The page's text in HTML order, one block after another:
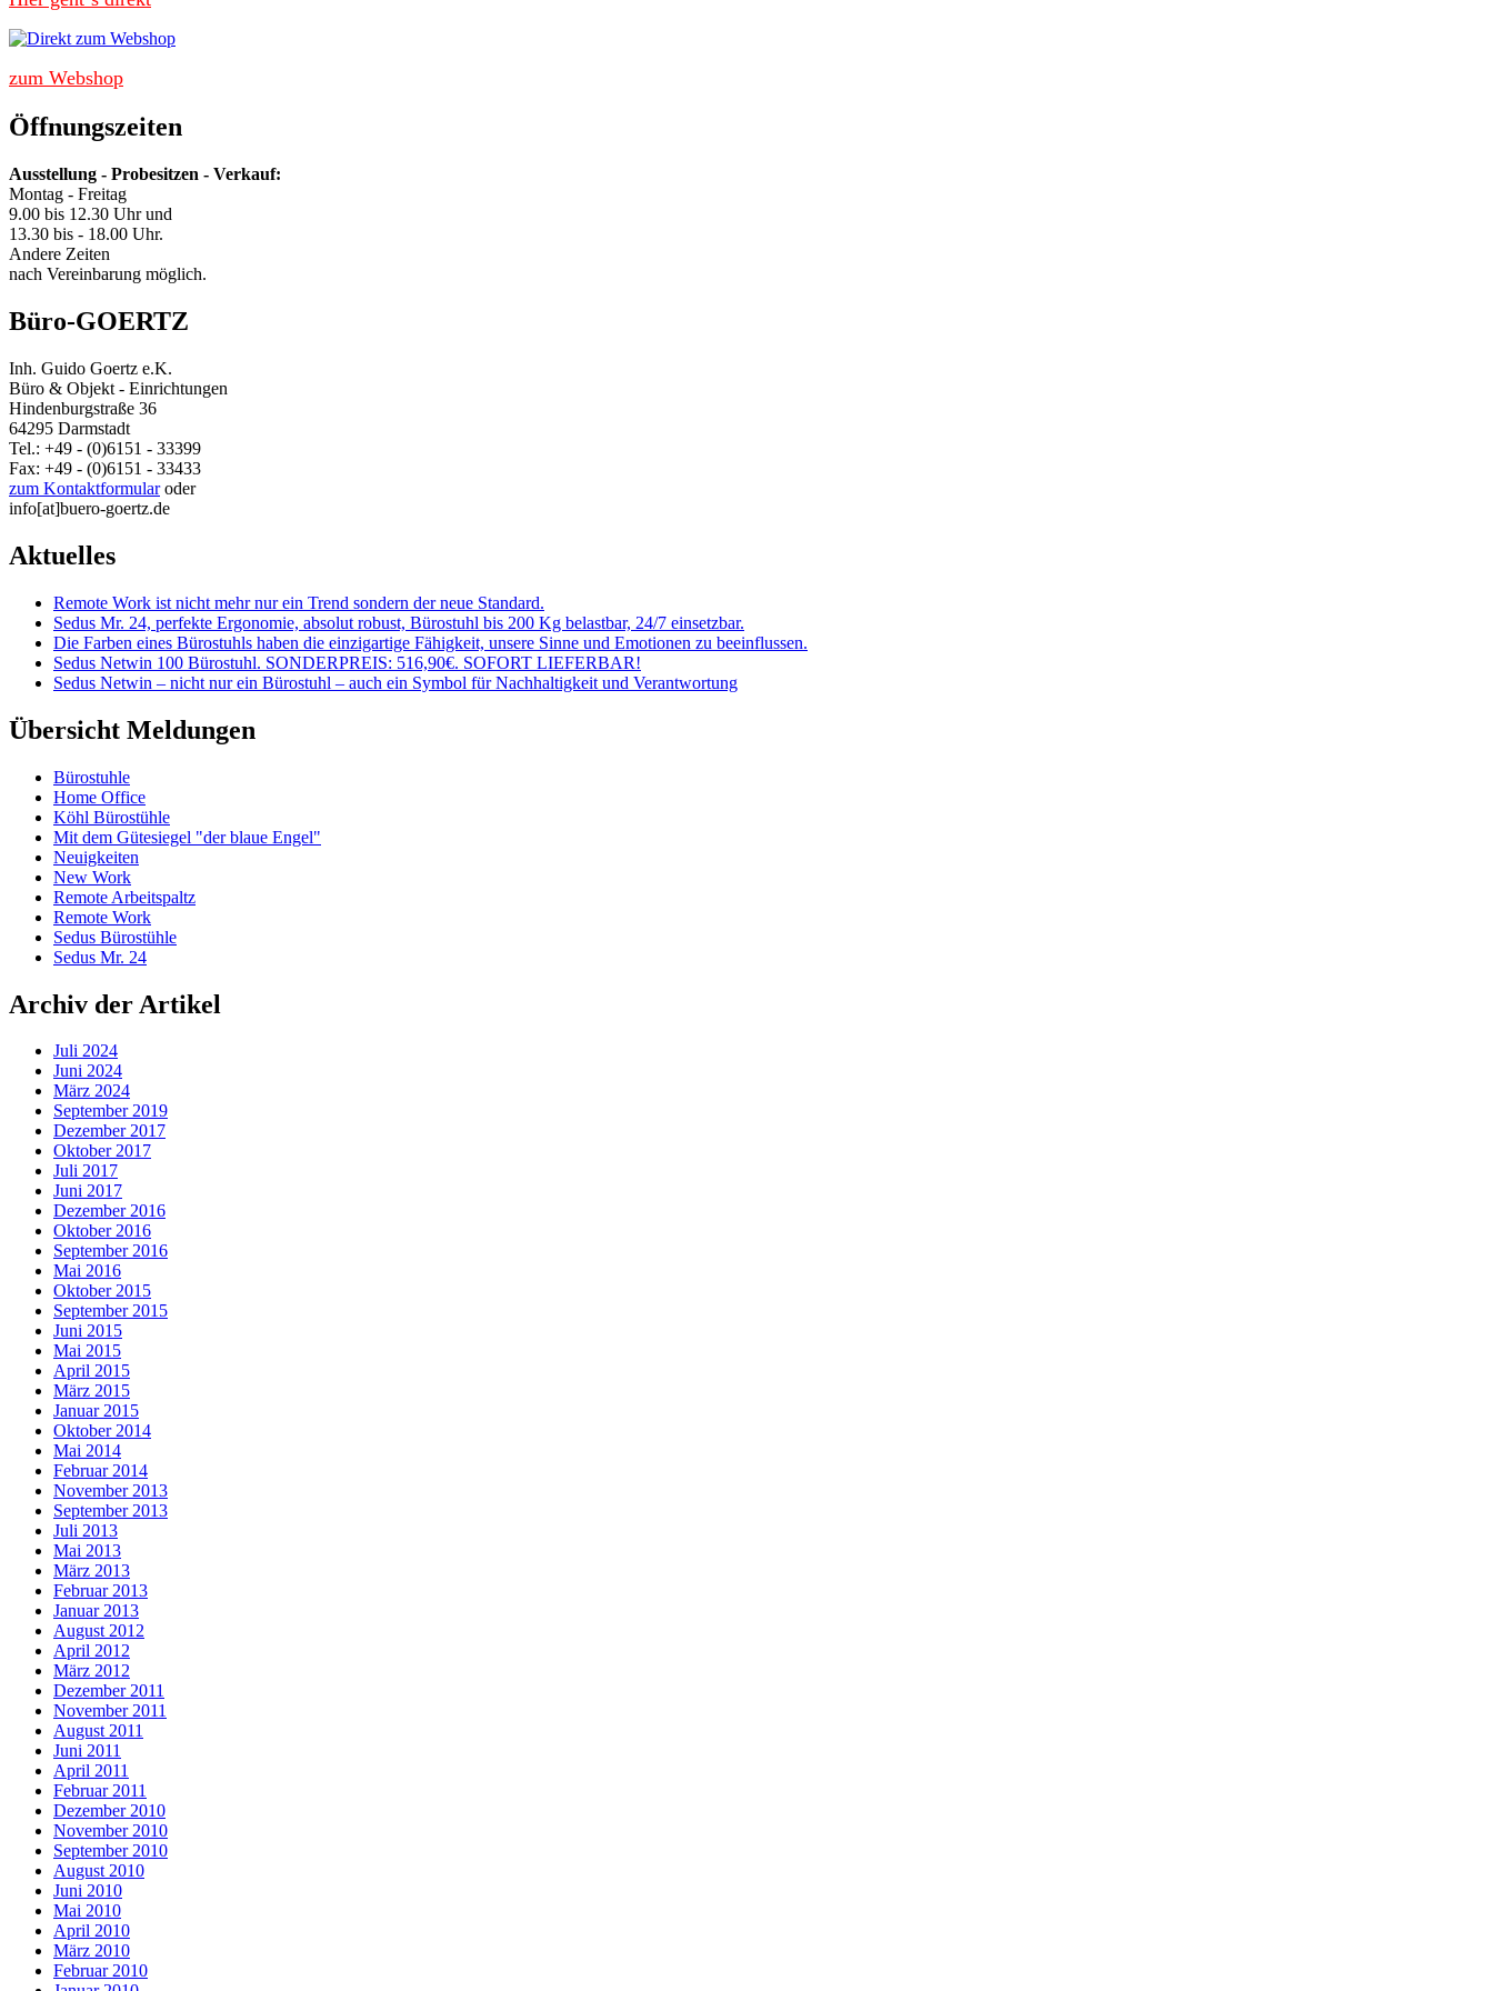
zum Webshop
Öffnungszeiten
Ausstellung - Probesitzen - Verkauf:
Montag - Freitag
9.00 bis 12.30 Uhr und
13.30 bis - 18.00 Uhr.
Andere Zeiten
nach Vereinbarung möglich.
Büro-GOERTZ
Inh. Guido Goertz e.K.
Büro & Objekt - Einrichtungen
Hindenburgstraße 36
64295 Darmstadt
Tel.: +49 - (0)6151 - 33399
Fax: +49 - (0)6151 - 33433
zum Kontaktformularoder
info[at]buero-goertz.de
Aktuelles
Remote Work ist nicht mehr nur ein Trend sondern der neue Standard.
Sedus Mr. 24, perfekte Ergonomie, absolut robust, Bürostuhl bis 200 Kg belastbar, 24/7 einsetzbar.
Die Farben eines Bürostuhls haben die einzigartige Fähigkeit, unsere Sinne und Emotionen zu beeinflussen.
Sedus Netwin 100 Bürostuhl. SONDERPREIS: 516,90€. SOFORT LIEFERBAR!
Sedus Netwin – nicht nur ein Bürostuhl – auch ein Symbol für Nachhaltigkeit und Verantwortung
Übersicht Meldungen
Bürostuhle
Home Office
Köhl Bürostühle
Mit dem Gütesiegel "der blaue Engel"
Neuigkeiten
New Work
Remote Arbeitspaltz
Remote Work
Sedus Bürostühle
Sedus Mr. 24
Archiv der Artikel
Juli 2024
Juni 2024
März 2024
September 2019
Dezember 2017
Oktober 2017
Juli 2017
Juni 2017
Dezember 2016
Oktober 2016
September 2016
Mai 2016
Oktober 2015
September 2015
Juni 2015
Mai 2015
April 2015
März 2015
Januar 2015
Oktober 2014
Mai 2014
Februar 2014
November 2013
September 2013
Juli 2013
Mai 2013
März 2013
Februar 2013
Januar 2013
August 2012
April 2012
März 2012
Dezember 2011
November 2011
August 2011
Juni 2011
April 2011
Februar 2011
Dezember 2010
November 2010
September 2010
August 2010
Juni 2010
Mai 2010
April 2010
März 2010
Februar 2010